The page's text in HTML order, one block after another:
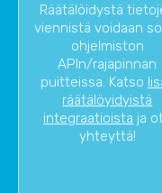
Räätälöidystä
viennistä voidaan
ohjelmiston
APIn/rajapinnan
puitteissa. Katso
räätälöyidyistä
integraatioista ja
yhteyttä!